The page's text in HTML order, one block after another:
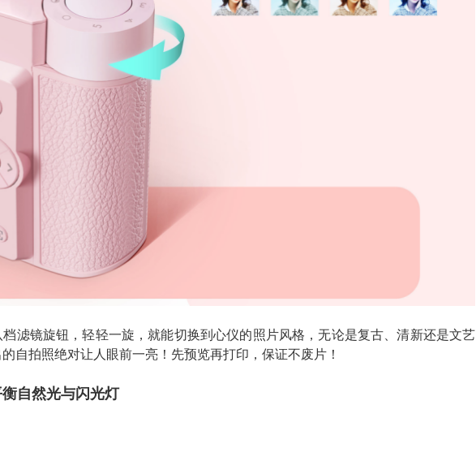
滤镜旋钮，轻轻一旋，就能切换到心仪的照片风格，无论是复古、清新还是文艺
自拍照绝对让人眼前一亮！先预览再打印，保证不废片！
自然光与闪光灯